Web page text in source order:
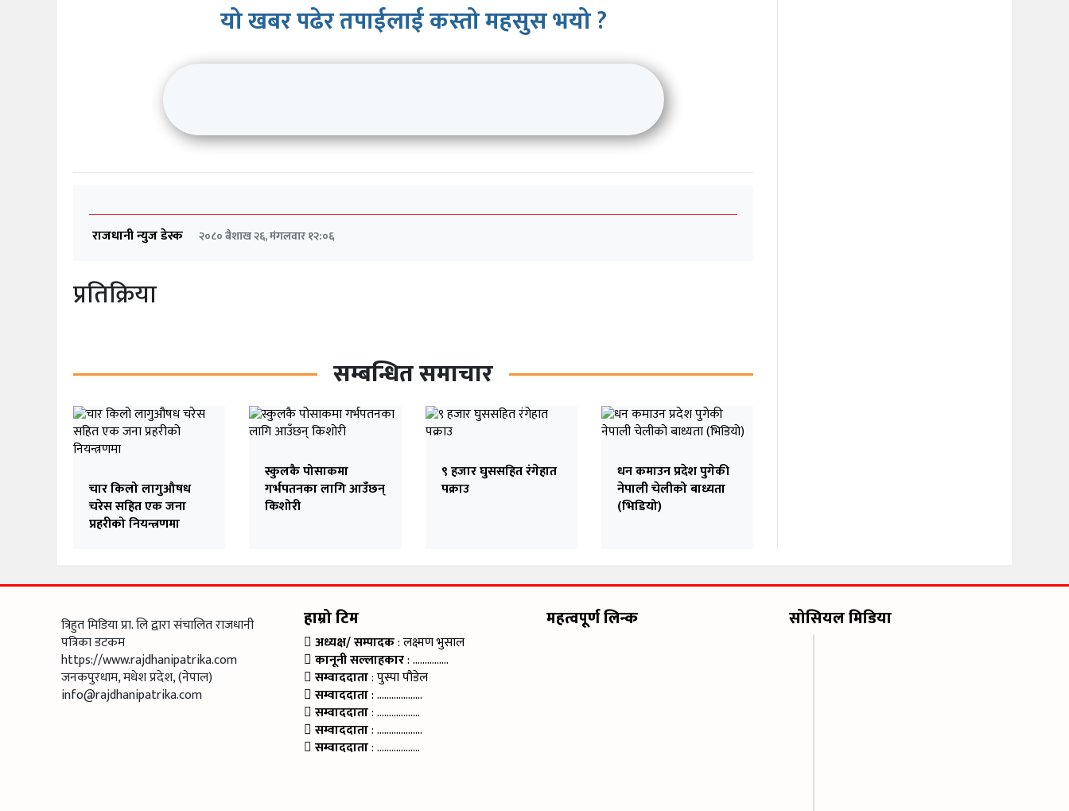
यो खबर पढेर तपाईलाई कस्तो महसुस भयो ?
राजधानी न्युज डेस्क २०८० बैशाख २६, मंगलवार १२:०६
प्रतिक्रिया
सम्बन्धित समाचार
चार किलो लागुऔषध
चरेस सहित एक जना
प्रहरीको नियन्त्रणमा
स्कुलकै पोसाकमा
गर्भपतनका लागि आउँछन्
किशोरी
९ हजार घुससहित रंगेहात
पक्राउ
धन कमाउन प्रदेश पुगेकी
नेपाली चेलीको बाध्यता
(भिडियो)
त्रिहुत मिडिया प्रा. लि द्वारा संचालित राजधानी
पत्रिका डटकम
https://www.rajdhanipatrika.com
जनकपुरधाम, मधेश प्रदेश, (नेपाल)
info@rajdhanipatrika.com
हाम्रो टिम
अध्यक्ष/ सम्पादक: लक्ष्मण भुसाल
कानूनी सल्लाहकार: ……………
सम्वाददाता: पुस्पा पौडेल
सम्वाददाता: ……………….
सम्वाददाता: ………………
सम्वाददाता: ……………….
सम्वाददाता: ………………
महत्वपूर्ण लिन्क सोसियल मिडिया